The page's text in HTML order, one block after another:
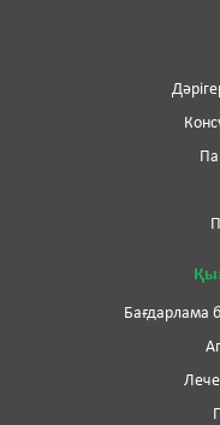
Бағдарлама